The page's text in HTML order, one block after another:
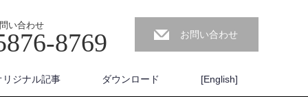
い合わせ
8769 お問い合わせ
リジナル記事 ダウンロード [English]